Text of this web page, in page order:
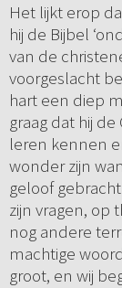
Het lijkt erop
hij de Bijbel
van de
voorgeslacht
hart een diep
graag dat hij
leren kennen
wonder zijn
geloof
zijn vragen, op
nog andere
machtige
groot, en wij